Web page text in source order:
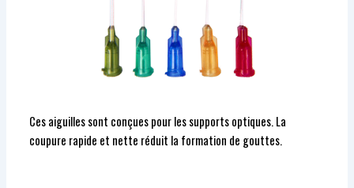
Ces aiguilles sont conçues pour les supports optiques. La
coupure rapide et nette réduit la formation de gouttes.